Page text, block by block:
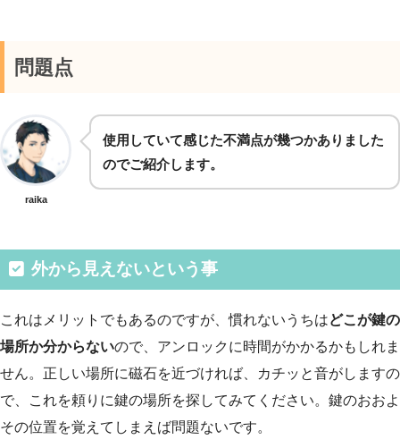
問題点
raika
使用していて感じた不満点が幾つかありました
のでご紹介します。
外から見えないという事
これはメリットでもあるのですが、慣れないうちはどこが鍵の
場所か分からないので、アンロックに時間がかかるかもしれま
せん。正しい場所に磁石を近づければ、カチッと音がしますの
で、これを頼りに鍵の場所を探してみてください。鍵のおおよ
その位置を覚えてしまえば問題ないです。